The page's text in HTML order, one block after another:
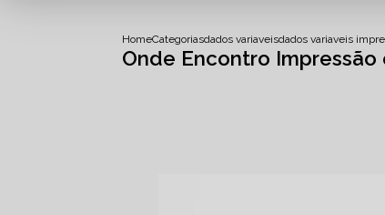
HomeCategoriasdados variaveisdados variaveis
Onde Encontro Impressão